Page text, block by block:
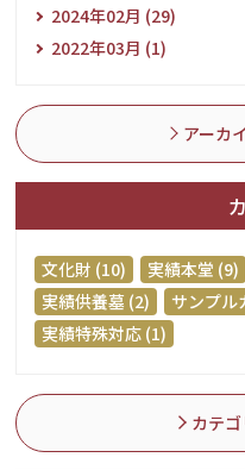
2024年02月 (29)
2022年03月 (1)
アーカ
文化財 (10) 実績本堂 (9)
実績供養墓 (2)
サンプル
実績特殊対応 (1)
カテ